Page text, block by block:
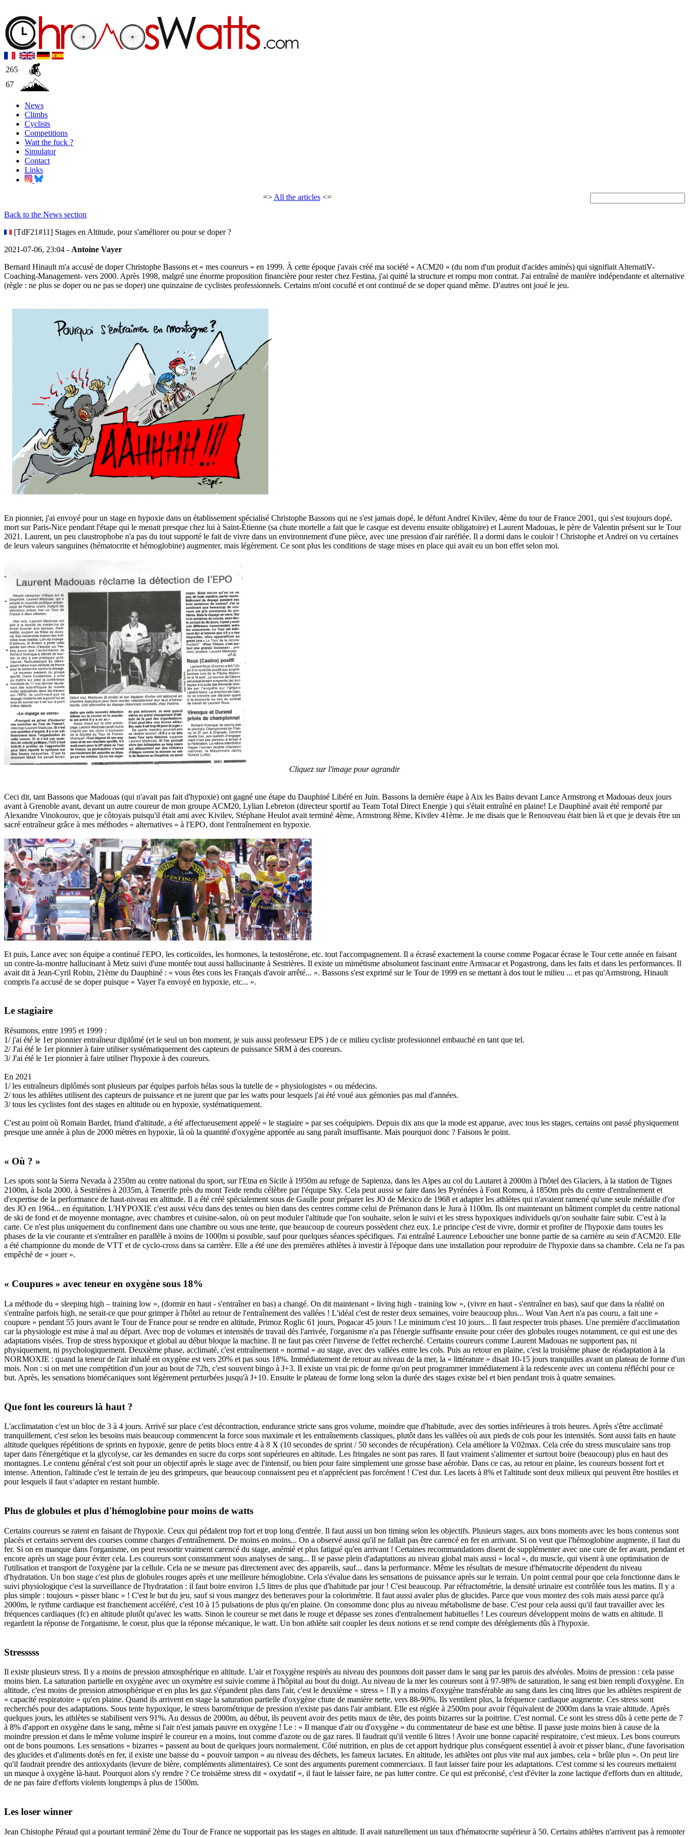
265
67
News
Climbs
Cyclists
Competitions
Watt the fuck ?
Simulator
Contact
Links
=> All the articles<=
Back to the News section
[TdF21#11] Stages en Altitude, pour s'améliorer ou pour se doper ?
2021-07-06, 23:04 - Antoine Vayer
Bernard Hinault m'a accusé de doper Christophe Bassons et « mes coureurs » en 1999. À cette époque j'avais créé ma société « ACM20 » (du nom d'un produit d'acides aminés) qui signifiait AlternatiV-
Coaching-Management- vers 2000. Après 1998, malgré une énorme proposition financière pour rester chez Festina, j'ai quitté la structure et rompu mon contrat. J'ai entraîné de manière indépendante et alternative
(règle : ne plus se doper ou ne pas se doper) une quinzaine de cyclistes professionnels. Certains m'ont cocufié et ont continué de se doper quand même. D'autres ont joué le jeu.
En pionnier, j'ai envoyé pour un stage en hypoxie dans un établissement spécialisé Christophe Bassons qui ne s'est jamais dopé, le défunt Andreï Kivilev, 4ème du tour de France 2001, qui s'est toujours dopé,
mort sur Paris-Nice pendant l'étape qui le menait presque chez lui à Saint-Étienne (sa chute mortelle a fait que le casque est devenu ensuite obligatoire) et Laurent Madouas, le père de Valentin présent sur le Tour
2021. Laurent, un peu claustrophobe n'a pas du tout supporté le fait de vivre dans un environnement d'une pièce, avec une pression d'air raréfiée. Il a dormi dans le couloir ! Christophe et Andreï on vu certaines
de leurs valeurs sanguines (hématocrite et hémoglobine) augmenter, mais légèrement. Ce sont plus les conditions de stage mises en place qui avait eu un bon effet selon moi.
Cliquez sur l'image pour agrandir
Ceci dit, tant Bassons que Madouas (qui n'avait pas fait d'hypoxie) ont gagné une étape du Dauphiné Libéré en Juin. Bassons la dernière étape à Aix les Bains devant Lance Armstrong et Madouas deux jours
avant à Grenoble avant, devant un autre coureur de mon groupe ACM20, Lylian Lebreton (directeur sportif au Team Total Direct Energie ) qui s'était entraîné en plaine! Le Dauphiné avait été remporté par
Alexandre Vinokourov, que je côtoyais puisqu'il était ami avec Kivilev, Stéphane Heulot avait terminé 4ème, Armstrong 8ème, Kivilev 41ème. Je me disais que le Renouveau était bien là et que je devais être un
sacré entraîneur grâce à mes méthodes « alternatives » à l'EPO, dont l'entraînement en hypoxie.
Et puis, Lance avec son équipe a continué l'EPO, les corticoïdes, les hormones, la testostérone, etc. tout l'accompagnement. Il a écrasé exactement la course comme Pogacar écrase le Tour cette année en faisant
un contre-la-montre hallucinant à Metz suivi d'une montée tout aussi hallucinante à Sestrières. Il existe un mimétisme absolument fascinant entre Armsacar et Pogastrong, dans les faits et dans les performances. Il
avait dit à Jean-Cyril Robin, 21ème du Dauphiné : « vous êtes cons les Français d'avoir arrêté... ». Bassons s'est exprimé sur le Tour de 1999 en se mettant à dos tout le milieu ... et pas qu'Armstrong, Hinault
compris l'a accusé de se doper puisque « Vayer l'a envoyé en hypoxie, etc... ».
Le stagiaire
Résumons, entre 1995 et 1999 :
1/ j'ai été le 1er pionnier entraîneur diplômé (et le seul un bon moment, je suis aussi professeur EPS ) de ce milieu cycliste professionnel embauché en tant que tel.
2/ J'ai été le 1er pionnier à faire utiliser systématiquement des capteurs de puissance SRM à des coureurs.
3/ J'ai été le 1er pionnier à faire utiliser l'hypoxie à des coureurs.
En 2021
1/ les entraîneurs diplômés sont plusieurs par équipes parfois hélas sous la tutelle de « physiologistes » ou médecins.
2/ tous les athlètes utilisent des capteurs de puissance et ne jurent que par les watts pour lesquels j'ai été voué aux gémonies pas mal d'années.
3/ tous les cyclistes font des stages en altitude ou en hypoxie, systématiquement.
C'est au point où Romain Bardet, friand d'altitude, a été affectueusement appelé « le stagiaire » par ses coéquipiers. Depuis dix ans que la mode est apparue, avec tous les stages, certains ont passé physiquement
presque une année à plus de 2000 mètres en hypoxie, là où la quantité d'oxygène apportée au sang paraît insuffisante. Mais pourquoi donc ? Faisons le point.
« Où ? »
Les spots sont la Sierra Nevada à 2350m au centre national du sport, sur l'Etna en Sicile à 1950m au refuge de Sapienza, dans les Alpes au col du Lautaret à 2000m à l'hôtel des Glaciers, à la station de Tignes
2100m, à Isola 2000, à Sestrières à 2035m, à Tenerife près du mont Teide rendu célèbre par l'équipe Sky. Cela peut aussi se faire dans les Pyrénées à Font Romeu, à 1850m près du centre d'entraînement et
d'expertise de la performance de haut-niveau en altitude. Il a été créé spécialement sous de Gaulle pour préparer les JO de Mexico de 1968 et adapter les athlètes qui n'avaient ramené qu'une seule médaille d'or
des JO en 1964... en équitation. L'HYPOXIE c'est aussi vécu dans des tentes ou bien dans des centres comme celui de Prémanon dans le Jura à 1100m. Ils ont maintenant un bâtiment complet du centre national
de ski de fond et de moyenne montagne, avec chambres et cuisine-salon, où on peut moduler l'altitude que l'on souhaite, selon le suivi et les stress hypoxiques individuels qu'on souhaite faire subir. C'est à la
carte. Ce n'est plus uniquement du confinement dans une chambre ou sous une tente, que beaucoup de coureurs possèdent chez eux. Le principe c'est de vivre, dormir et profiter de l'hypoxie dans toutes les
phases de la vie courante et s'entraîner en parallèle à moins de 1000m si possible, sauf pour quelques séances spécifiques. J'ai entraîné Laurence Leboucher une bonne partie de sa carrière au sein d'ACM20. Elle
a été championne du monde de VTT et de cyclo-cross dans sa carrière. Elle a été une des premières athlètes à investir à l'époque dans une installation pour reproduire de l'hypoxie dans sa chambre. Cela ne l'a pas
empêché de « jouer ».
« Coupures » avec teneur en oxygène sous 18%
La méthode du « sleeping high – training low », (dormir en haut - s'entraîner en bas) a changé. On dit maintenant « living high - training low », (vivre en haut - s'entraîner en bas), sauf que dans la réalité on
s'entraîne parfois high, ne serait-ce que pour grimper à l'hôtel au retour de l'entraînement des vallées ! L'idéal c'est de rester deux semaines, voire beaucoup plus... Wout Van Aert n'a pas couru, a fait une «
coupure » pendant 55 jours avant le Tour de France pour se rendre en altitude, Primoz Roglic 61 jours, Pogacar 45 jours ! Le minimum c'est 10 jours... Il faut respecter trois phases. Une première d'acclimatation
car la physiologie est mise à mal au départ. Avec trop de volumes et intensités de travail dès l'arrivée, l'organisme n'a pas l'énergie suffisante ensuite pour créer des globules rouges notamment, ce qui est une des
adaptations visées. Trop de stress hypoxique et global au début bloque la machine. Il ne faut pas créer l'inverse de l'effet recherché. Certains coureurs comme Laurent Madouas ne supportent pas, ni
physiquement, ni psychologiquement. Deuxième phase, acclimaté, c'est entraînement « normal » au stage, avec des vallées entre les cols. Puis au retour en plaine, c'est la troisième phase de réadaptation à la
NORMOXIE : quand la teneur de l'air inhalé en oxygène est vers 20% et pas sous 18%. Immédiatement de retour au niveau de la mer, la « littérature » disait 10-15 jours tranquilles avant un plateau de forme d'un
mois. Non : si on met une compétition d'un jour au bout de 72h, c'est souvent bingo à J+3. Il existe un vrai pic de forme qu'on peut programmer immédiatement à la redescente avec un contenu réfléchi pour ce
but. Après, les sensations biomécaniques sont légèrement perturbées jusqu'à J+10. Ensuite le plateau de forme long selon la durée des stages existe bel et bien pendant trois à quatre semaines.
Que font les coureurs là haut ?
L'acclimatation c'est un bloc de 3 à 4 jours. Arrivé sur place c'est décontraction, endurance stricte sans gros volume, moindre que d'habitude, avec des sorties inférieures à trois heures. Après s'être acclimaté
tranquillement, c'est selon les besoins mais beaucoup commencent la force sous maximale et les entraînements classiques, plutôt dans les vallées où aux pieds de cols pour les intensités. Sont aussi faits en haute
altitude quelques répétitions de sprints en hypoxie, genre de petits blocs entre 4 à 8 X (10 secondes de sprint / 50 secondes de récupération). Cela améliore la V02max. Cela crée du stress musculaire sans trop
taper dans l'énergétique et la glycolyse, car les demandes en sucre du corps sont supérieures en altitude. Les fringales ne sont pas rares. Il faut vraiment s'alimenter et surtout boire (beaucoup) plus en haut des
montagnes. Le contenu général c'est soit pour un objectif après le stage avec de l'intensif, ou bien pour faire simplement une grosse base aérobie. Dans ce cas, au retour en plaine, les coureurs bossent fort et
intense. Attention, l'altitude c'est le terrain de jeu des grimpeurs, que beaucoup connaissent peu et n'apprécient pas forcément ! C'est dur. Les lacets à 8% et l'altitude sont deux milieux qui peuvent être hostiles et
pour lesquels il faut s‘adapter en restant humble.
Plus de globules et plus d'hémoglobine pour moins de watts
Certains coureurs se ratent en faisant de l'hypoxie. Ceux qui pédalent trop fort et trop long d'entrée. Il faut aussi un bon timing selon les objectifs. Plusieurs stages, aux bons moments avec les bons contenus sont
placés et certains servent des courses comme charges d'entraînement. De moins en moins... On a observé aussi qu'il ne fallait pas être carencé en fer en arrivant. Si on veut que l'hémoglobine augmente, il faut du
fer. Si on en manque dans l'organisme, on peut ressortir vraiment carencé du stage, anémié et plus fatigué qu'en arrivant ! Certaines recommandations disent de supplémenter avec une cure de fer avant, pendant et
encore après un stage pour éviter cela. Les coureurs sont constamment sous analyses de sang... Il se passe plein d'adaptations au niveau global mais aussi « local », du muscle, qui visent à une optimisation de
l'utilisation et transport de l'oxygène par la cellule. Cela ne se mesure pas directement avec des appareils, sauf... dans la performance. Même les résultats de mesure d'hématocrite dépendent du niveau
d'hydratation. Un bon stage c'est plus de globules rouges après et une meilleure hémoglobine. Cela s'évalue dans les sensations de puissance après sur le terrain. Un point central pour que cela fonctionne dans le
suivi physiologique c'est la surveillance de l'hydratation : il faut boire environ 1,5 litres de plus que d'habitude par jour ! C'est beaucoup. Par réfractométrie, la densité urinaire est contrôlée tous les matins. Il y a
plus simple : toujours « pisser blanc » ! C'est le but du jeu, sauf si vous mangez des betteraves pour la colorimétrie. Il faut aussi avaler plus de glucides. Parce que vous montez des cols mais aussi parce qu'à
2000m, le rythme cardiaque est franchement accéléré, c'est 10 à 15 pulsations de plus qu'en plaine. On consomme donc plus au niveau métabolisme de base. C'est pour cela aussi qu'il faut travailler avec les
fréquences cardiaques (fc) en altitude plutôt qu'avec les watts. Sinon le coureur se met dans le rouge et dépasse ses zones d'entraînement habituelles ! Les coureurs développent moins de watts en altitude. Il
regardent la réponse de l'organisme, le coeur, plus que la réponse mécanique, le watt. Un bon athlète sait coupler les deux notions et se rend compte des dérèglements dûs à l'hypoxie.
Stresssss
Il existe plusieurs stress. Il y a moins de pression atmosphérique en altitude. L'air et l'oxygène respirés au niveau des poumons doit passer dans le sang par les parois des alvéoles. Moins de pression : cela passe
moins bien. La saturation partielle en oxygène avec un oxymètre est suivie comme à l'hôpital au bout du doigt. Au niveau de la mer les coureurs sont à 97-98% de saturation, le sang est bien rempli d'oxygène. En
altitude, c'est moins de pression atmosphérique et en plus les gaz s'épandent plus dans l'air, c'est le deuxième « stress » ! Il y a moins d'oxygène transférable au sang dans les cinq litres que les athlètes respirent de
« capacité respiratoire » qu'en plaine. Quand ils arrivent en stage la saturation partielle d'oxygène chute de manière nette, vers 88-90%. Ils ventilent plus, la fréquence cardiaque augmente. Ces stress sont
recherchés pour des adaptations. Sous tente hypoxique, le stress barométrique de pression n'existe pas dans l'air ambiant. Elle est réglée à 2500m pour avoir l'équivalent de 2000m dans la vraie altitude. Après
quelques jours, les athlètes se stabilisent vers 91%. Au dessus de 2000m, au début, ils peuvent avoir des petits maux de tête, des points bizarres sur la poitrine. C'est normal. Ce sont les stress dûs à cette perte de 7
à 8% d'apport en oxygène dans le sang, même si l'air n'est jamais pauvre en oxygène ! Le : « Il manque d'air ou d'oxygène » du commentateur de base est une bêtise. Il passe juste moins bien à cause de la
moindre pression et dans le même volume inspiré le coureur en a moins, tout comme d'azote ou de gaz rares. Il faudrait qu'il ventile 6 litres ! Avoir une bonne capacité respiratoire, c'est mieux. Les bons coureurs
ont de bons poumons. Les sensations « bizarres » passent au bout de quelques jours normalement. Côté nutrition, en plus de cet apport hydrique plus conséquent essentiel à avoir et pisser blanc, d'une favorisation
des glucides et d'aliments dotés en fer, il existe une baisse du « pouvoir tampon » au niveau des déchets, les fameux lactates. En altitude, les athlètes ont plus vite mal aux jambes, cela « brûle plus ». On peut lire
qu'il faudrait prendre des antioxydants (levure de bière, compléments alimentaires). Ce sont des arguments purement commerciaux. Il faut laisser faire pour les adaptations. C'est comme si les coureurs mettaient
un masque à oxygène là-haut. Pourquoi alors s'y rendre ? Ce troisième stress dit « oxydatif », il faut le laisser faire, ne pas lutter contre. Ce qui est préconisé, c'est d'éviter la zone lactique d'efforts durs en altitude,
de ne pas faire d'efforts violents longtemps à plus de 1500m.
Les loser winner
Jean Chistophe Péraud qui a pourtant terminé 2ème du Tour de France ne supportait pas les stages en altitude. Il avait naturellement un taux d'hématocrite supérieur à 50. Certains athlètes n'arrivent pas à remonter